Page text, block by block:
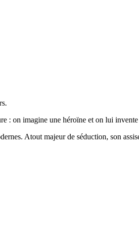
: on imagine une héroïne et on lui
Atout majeur de séduction, son